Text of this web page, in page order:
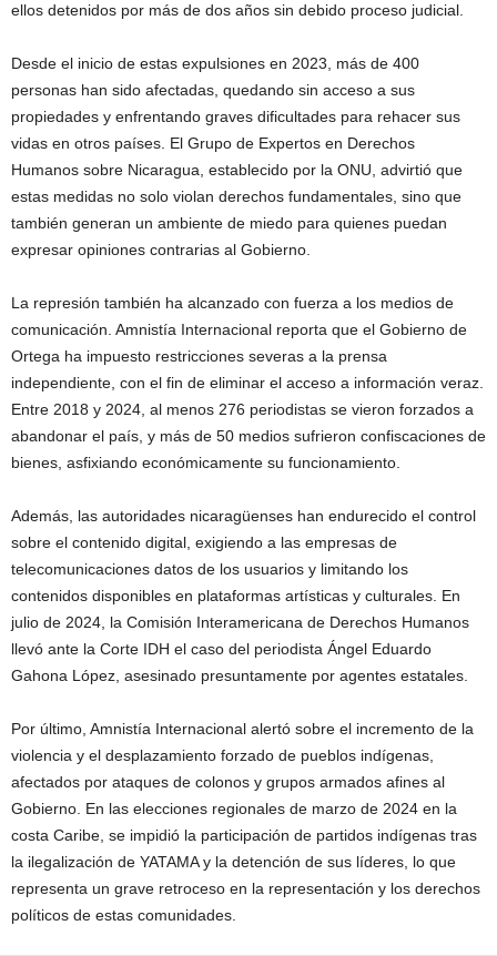
ellos detenidos por más de dos años sin debido proceso judicial.
Desde el inicio de estas expulsiones en 2023, más de 400
personas han sido afectadas, quedando sin acceso a sus
propiedades y enfrentando graves dificultades para rehacer sus
vidas en otros países. El Grupo de Expertos en Derechos
Humanos sobre Nicaragua, establecido por la ONU, advirtió que
estas medidas no solo violan derechos fundamentales, sino que
también generan un ambiente de miedo para quienes puedan
expresar opiniones contrarias al Gobierno.
La represión también ha alcanzado con fuerza a los medios de
comunicación. Amnistía Internacional reporta que el Gobierno de
Ortega ha impuesto restricciones severas a la prensa
independiente, con el fin de eliminar el acceso a información veraz.
Entre 2018 y 2024, al menos 276 periodistas se vieron forzados a
abandonar el país, y más de 50 medios sufrieron confiscaciones de
bienes, asfixiando económicamente su funcionamiento.
Además, las autoridades nicaragüenses han endurecido el control
sobre el contenido digital, exigiendo a las empresas de
telecomunicaciones datos de los usuarios y limitando los
contenidos disponibles en plataformas artísticas y culturales. En
julio de 2024, la Comisión Interamericana de Derechos Humanos
llevó ante la Corte IDH el caso del periodista Ángel Eduardo
Gahona López, asesinado presuntamente por agentes estatales.
Por último, Amnistía Internacional alertó sobre el incremento de la
violencia y el desplazamiento forzado de pueblos indígenas,
afectados por ataques de colonos y grupos armados afines al
Gobierno. En las elecciones regionales de marzo de 2024 en la
costa Caribe, se impidió la participación de partidos indígenas tras
la ilegalización de YATAMA y la detención de sus líderes, lo que
representa un grave retroceso en la representación y los derechos
políticos de estas comunidades.